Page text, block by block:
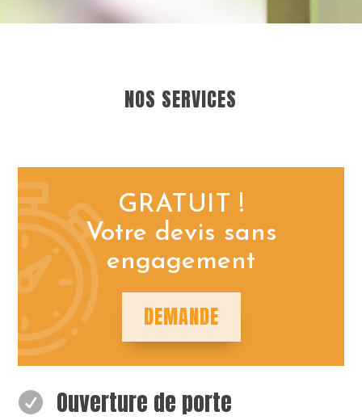
NOS SERVICES
GRATUIT !
Votre devis sans
engagement
DEMANDE
 Ouverture de porte